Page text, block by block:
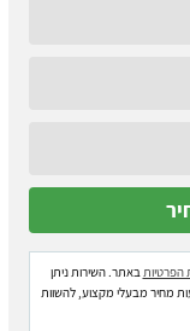
הפרטיותבאתר. השירות ניתן
מחיר מבעלי מקצוע, להשוות